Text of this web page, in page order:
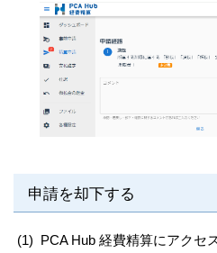
申請を却下する
(1)
PCA Hub 経費精算にアクセ